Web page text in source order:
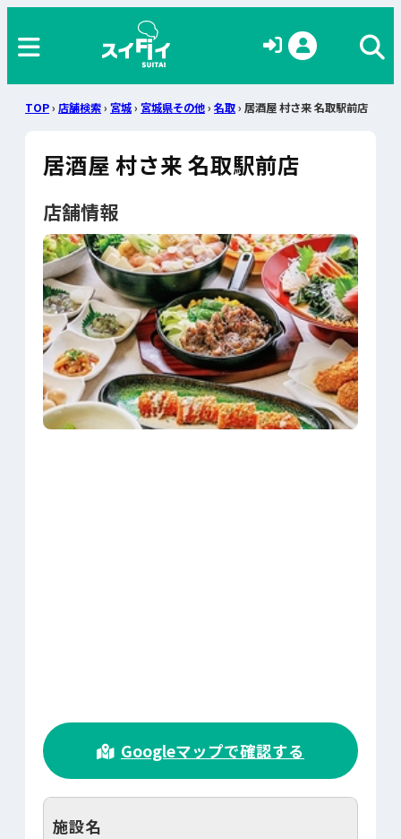
TOP› 店舗検索› 宮城› 宮城県その他› 名取› 居酒屋 村さ来 名取駅前店
居酒屋 村さ来 名取駅前店
店舗情報
>
Googleマップで確認する
施設名